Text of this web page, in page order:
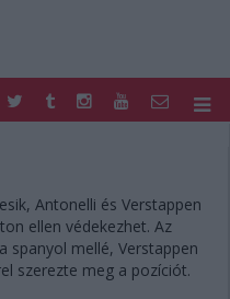
HAZAI
SHOP
Antonelli és Verstappen
ellen védekezhet. Az
spanyol mellé, Verstappen
szerezte meg a pozíciót.